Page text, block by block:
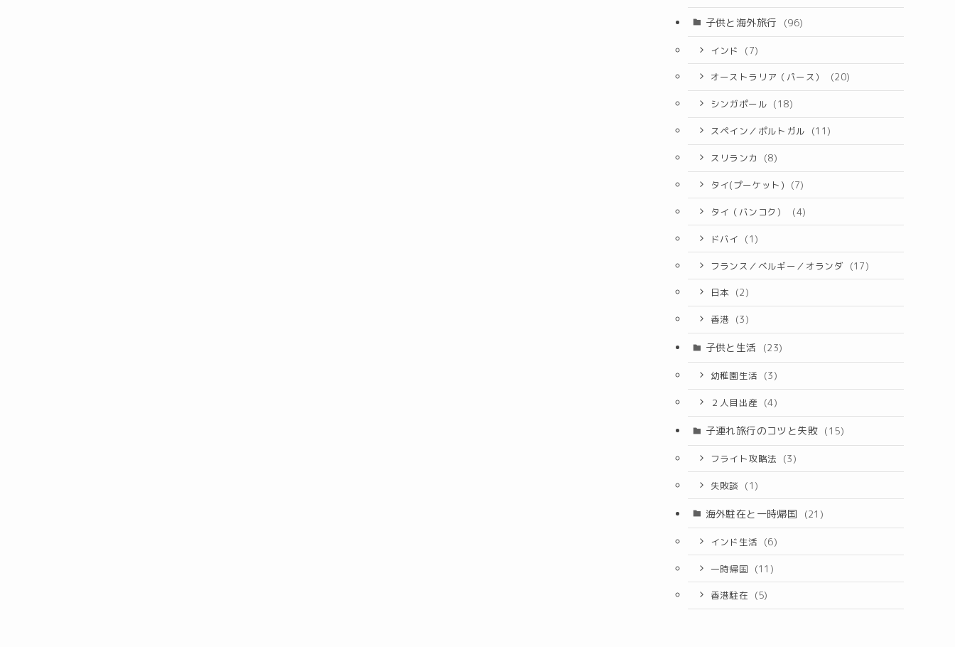
子供と海外旅行 (96)
インド (7)
オーストラリア（パース） (20)
シンガポール (18)
スペイン／ポルトガル (11)
スリランカ (8)
タイ(プーケット) (7)
タイ（バンコク） (4)
ドバイ (1)
フランス／ベルギー／オランダ (17)
日本 (2)
香港 (3)
子供と生活 (23)
幼稚園生活 (3)
２人目出産 (4)
子連れ旅行のコツと失敗 (15)
フライト攻略法 (3)
失敗談 (1)
海外駐在と一時帰国 (21)
インド生活 (6)
一時帰国 (11)
香港駐在 (5)